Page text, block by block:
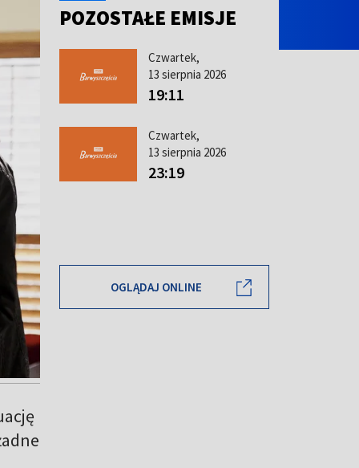
POZOSTAŁE EMISJE
Czwartek,
13 sierpnia 2026
19:11
Czwartek,
13 sierpnia 2026
23:19
OGLĄDAJ ONLINE